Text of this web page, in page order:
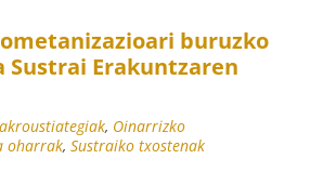
buruzko
Erakuntzaren
, Oinarrizko
oharrak, Sustraiko txostenak